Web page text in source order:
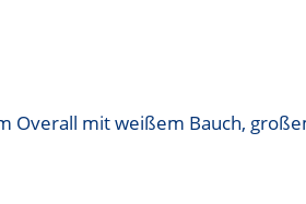
Overall mit weißem Bauch,